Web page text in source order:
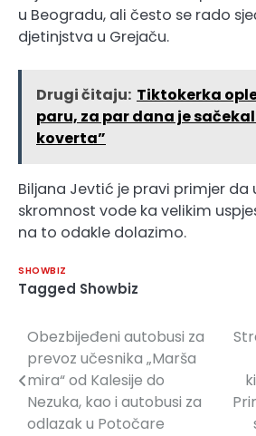
u Beogradu, ali često se rado
djetinjstva u Grejaču.
Drugi čitaju: Tiktokerka
paru, za par dana je
koverta”
Biljana Jevtić je pravi primjer
skromnost vode ka velikim
na to odakle dolazimo.
SHOWBIZ
Tagged Showbiz
Navigacija
članaka
Obezbijeđeni autobusi za
prevoz učesnika „Marša
mira“ od Kalesije do
Nezuka, kao i autobusi za
odlazak u Potočare